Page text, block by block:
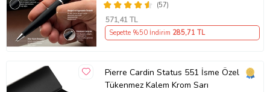
(57)
571,41 TL
Sepette %50 İndirim 285,71 TL
Pierre Cardin Status 551 İsme Özel
Tükenmez Kalem Krom Sarı